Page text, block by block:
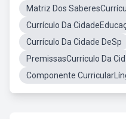
Matriz Dos
Currículo Da
Currículo Da Cidade DeSp
PremissasCurriculo Da
Componente